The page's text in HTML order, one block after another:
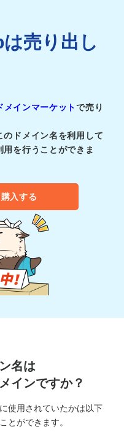
売り出し
メインマーケットで売り
ドメイン名を利用して
を行うことができま
入する
名は
インですか？
使用されていたかは以下
とができます。